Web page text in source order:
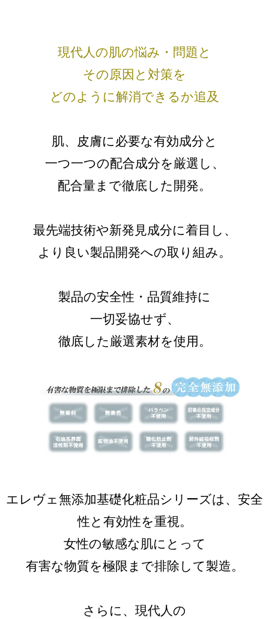
現代人の肌の悩み・問題と
その原因と対策を
どのように解消できるか追及
肌、皮膚に必要な有効成分と
一つ一つの配合成分を厳選し、
配合量まで徹底した開発。
最先端技術や新発見成分に着目し、
より良い製品開発への取り組み。
製品の安全性・品質維持に
一切妥協せず、
徹底した厳選素材を使用。
エレヴェ無添加基礎化粧品シリーズは、安全
性と有効性を重視。
女性の敏感な肌にとって
有害な物質を極限まで排除して製造。
さらに、現代人の